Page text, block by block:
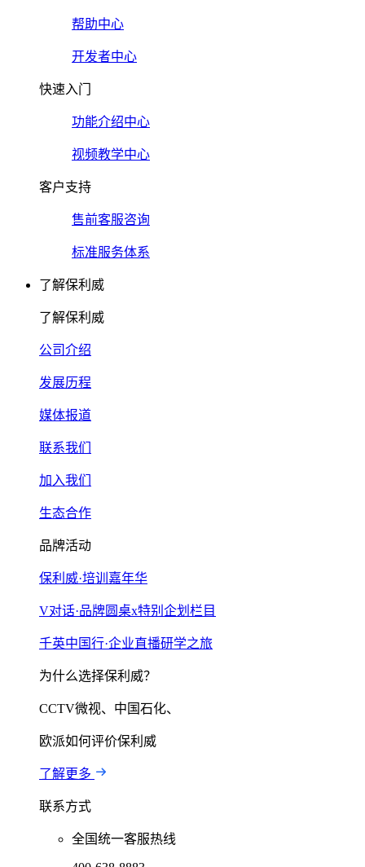
帮助中心
开发者中心
快速入门
功能介绍中心
视频教学中心
客户支持
售前客服咨询
标准服务体系
了解保利威
了解保利威
公司介绍
发展历程
媒体报道
联系我们
加入我们
生态合作
品牌活动
保利威·培训嘉年华
V对话·品牌圆桌x特别企划栏目
千英中国行·企业直播研学之旅
为什么选择保利威？
CCTV微视、中国石化、
欧派如何评价保利威
了解更多
联系方式
全国统一客服热线